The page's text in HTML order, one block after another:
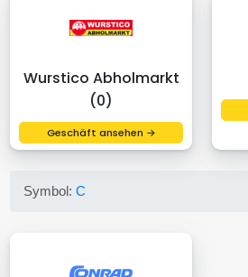
Wurstico Abholmarkt
(0)
Geschäft ansehen →
Symbol:C